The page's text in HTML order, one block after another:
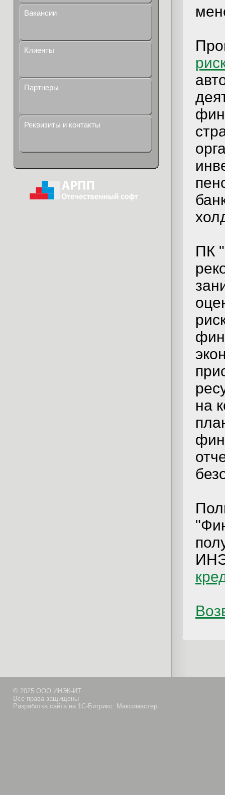
Вакансии
Клиенты
Партнеры
Реквизиты и контакты
ПК
на
© 2025 ООО ИНЭК-ИТ
Все права защищены
Разработка сайта на 1С-Битрикс: Максимастер